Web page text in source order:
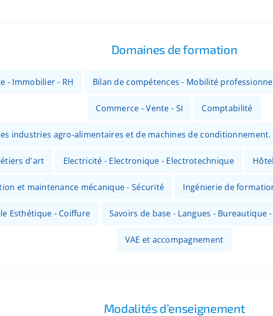
Domaines de formation
- Immobilier - RH Bilan de compétences - Mobilité
Commerce - Vente - SI Comptabilité
industries agro-alimentaires et de machines de
d'art Electricité - Electronique - Electrotechnique
et maintenance mécanique - Sécurité Ingénierie de
Esthétique - Coiffure Savoirs de base - Langues - Bureautique
VAE et accompagnement
Modalités d’enseignement